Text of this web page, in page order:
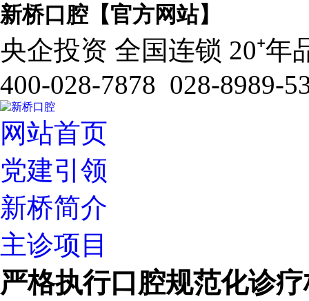
新桥口腔【官方网站】
央企投资 全国连锁 20⁺年
400-028-7878 028-8989-
网站首页
党建引领
新桥简介
主诊项目
严格执行口腔规范化诊